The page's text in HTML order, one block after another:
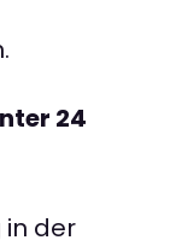
24
in der